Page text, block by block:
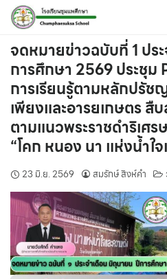
Skip
content
จดหมายข่าวฉบับที่ 1 ปร
การศึกษา 2569 ประชุม
การเรียนรู้ตามหลักปรั
เพียงและอารยเกษตร สื
ตามแนวพระราชดำริเศ
“โคก หนอง นา แห่งน้ำใ
23 มิ.ย. 2569 สมรักษ์ สิงห์คำ